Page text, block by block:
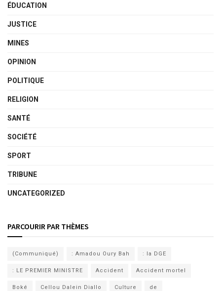
ÉDUCATION
JUSTICE
MINES
OPINION
POLITIQUE
RELIGION
SANTÉ
SOCIÉTÉ
SPORT
TRIBUNE
UNCATEGORIZED
PARCOURIR PAR THÈMES
(Communiqué) : Amadou Oury Bah : la DGE
: LE PREMIER MINISTRE Accident Accident mortel
Boké Cellou Dalein Diallo Culture de